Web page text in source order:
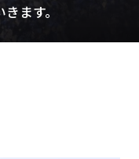
ます。